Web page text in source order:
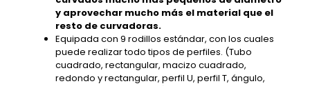
y aprovechar mucho más el material que el
resto de curvadoras.
Equipada con 9 rodillos estándar, con los cuales
puede realizar todo tipos de perfiles. (Tubo
cuadrado, rectangular, macizo cuadrado,
redondo y rectangular, perfil U, perfil T, ángulo,